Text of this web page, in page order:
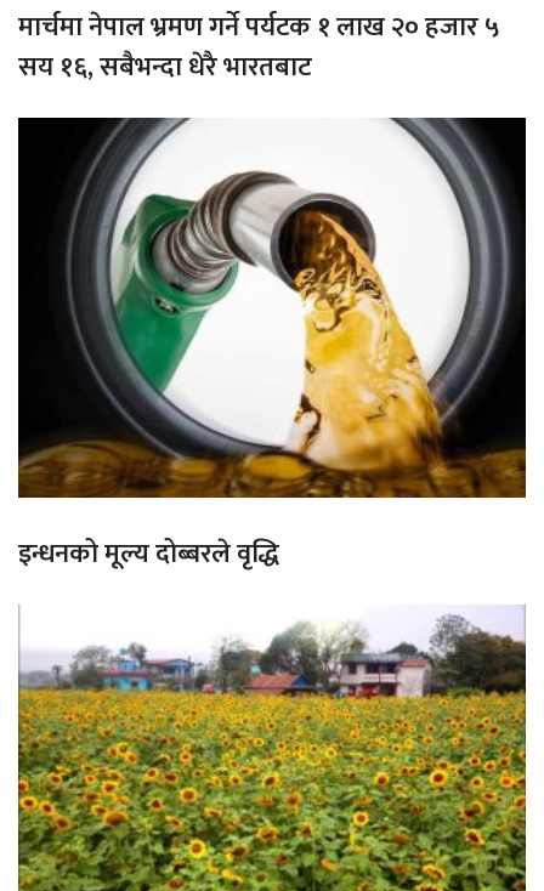
मार्चमा नेपाल भ्रमण गर्ने पर्यटक १ लाख २० हजार ५
सय १६, सबैभन्दा धेरै भारतबाट
इन्धनको मूल्य दोब्बरले वृद्धि